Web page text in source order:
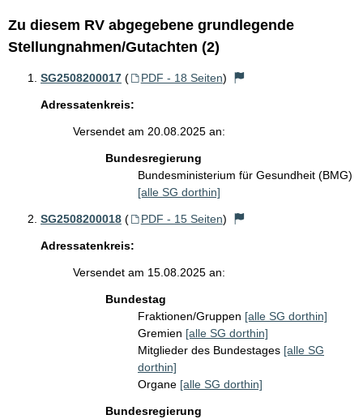
Zu diesem RV abgegebene grundlegende
Stellungnahmen/Gutachten (2)
SG2508200017 ( PDF - 18 Seiten)
Adressatenkreis:
Versendet am 20.08.2025 an:
Bundesregierung
Bundesministerium für Gesundheit (BMG)
[alle SG dorthin]
SG2508200018 ( PDF - 15 Seiten)
Adressatenkreis:
Versendet am 15.08.2025 an:
Bundestag
Fraktionen/Gruppen [alle SG dorthin]
Gremien [alle SG dorthin]
Mitglieder des Bundestages [alle SG
dorthin]
Organe [alle SG dorthin]
Bundesregierung